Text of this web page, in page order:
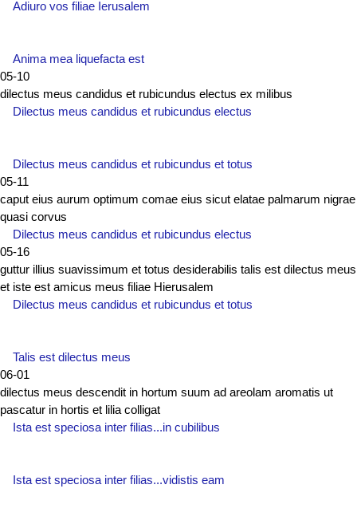
Adiuro vos filiae Ierusalem
Anima mea liquefacta est
05-10
dilectus meus candidus et rubicundus electus ex milibus
Dilectus meus candidus et rubicundus electus
Dilectus meus candidus et rubicundus et totus
05-11
caput eius aurum optimum comae eius sicut elatae palmarum nigrae
quasi corvus
Dilectus meus candidus et rubicundus electus
05-16
guttur illius suavissimum et totus desiderabilis talis est dilectus meus
et iste est amicus meus filiae Hierusalem
Dilectus meus candidus et rubicundus et totus
Talis est dilectus meus
06-01
dilectus meus descendit in hortum suum ad areolam aromatis ut
pascatur in hortis et lilia colligat
Ista est speciosa inter filias...in cubilibus
Ista est speciosa inter filias...vidistis eam